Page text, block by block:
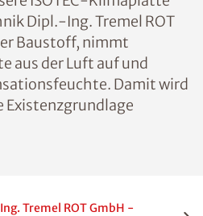
Dipl.-Ing. Tremel ROT
Baustoff, nimmt
aus der Luft auf und
Damit wird
Existenzgrundlage
Tremel ROT GmbH -